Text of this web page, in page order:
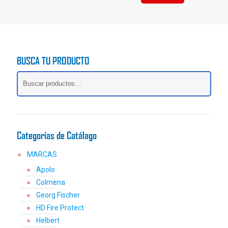
BUSCA TU PRODUCTO
Categorías de Catálago
MARCAS
Apolo
Colmena
Georg Fischer
HD Fire Protect
Helbert